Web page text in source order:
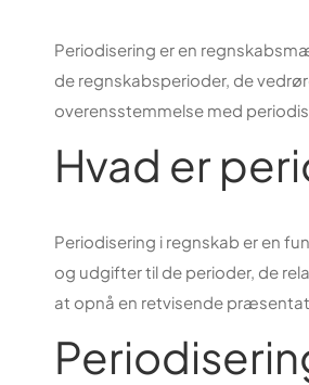
Periodisering er en
de regnskabsperioder, de
overensstemmelse med
Hvad er
Periodisering i regnskab er en
og udgifter til de perioder, de
at opnå en retvisende